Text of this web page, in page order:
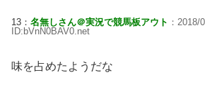
13： 名無しさん＠実況で競馬板アウト ：2018/
ID:bVnN0BAV0.net
味を占めたようだな